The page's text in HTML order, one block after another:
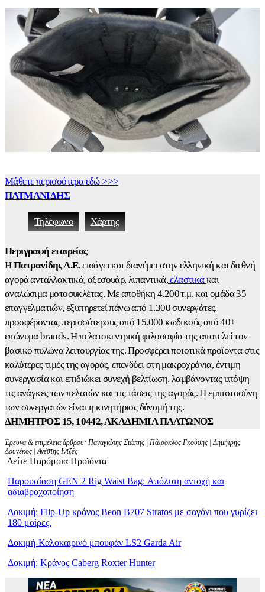
Μάθετε περισσότερα εδώ >>>
ΠΑΤΜΑΝΙΔΗΣ
Τηλέφωνο Χάρτης
Περιγραφή εταιρείας
ΗΠατμανίδης Α.Ε. εισάγει και διανέμει στην ελληνική και διεθνή
αγορά ανταλλακτικά, αξεσουάρ, λιπαντικά,ελαστικάκαι
αναλώσιμα μοτοσυκλέτας. Με αποθήκη 4.200 τ.μ. και ομάδα 35
επαγγελματιών, εξυπηρετεί πάνω από 1.300 συνεργάτες,
προσφέροντας περισσότερους από 15.000 κωδικούς από 40+
επώνυμα brands. Η πελατοκεντρική φιλοσοφία της αποτελεί τον
βασικό πυλώνα λειτουργίας της. Προσφέρει ποιοτικά προϊόντα στις
καλύτερες τιμές της αγοράς, επενδύει στη μακροχρόνια, έντιμη
συνεργασία και επιδιώκει συνεχή βελτίωση, λαμβάνοντας υπόψη
τις ανάγκες των πελατών και τις τάσεις της αγοράς. Η εμπιστοσύνη
των συνεργατών είναι η κινητήριος δύναμή της.
ΔΗΜΗΤΡΟΣ 15, 10442, ΑΚΑΔΗΜΙΑ ΠΛΑΤΩΝΟΣ
Έρευνα & επιμέλεια άρθρου: Παναγιώτης Σιώπης | Πάτροκλος Γκούσης | Δημήτρης
Δουγέκος | Ανέστης Ιντζές
Δείτε Παρόμοια Προϊόντα
Παρουσίαση GEN 2 Rig Waist Bag: Απόλυτη αντοχή και
αδιαβροχοποίηση
Δοκιμή: Flip-Up κράνος Beon B707 Stratos με σαγόνι που γυρίζει
180 μοίρες.
Δοκιμή-Καλοκαιρινό μπουφάν LS2 Garda Air
Δοκιμή: Κράνος Caberg Roxter Hunter